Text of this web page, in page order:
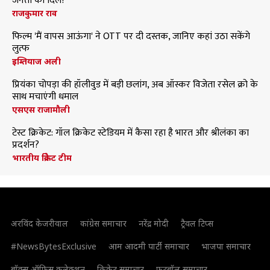
राजकुमार राव
फिल्म 'मैं वापस आऊंगा' ने OTT पर दी दस्तक, जानिए कहां उठा सकेंगे
लुत्फ
इम्तियाज अली
प्रियंका चोपड़ा की हॉलीवुड में बड़ी छलांग, अब ऑस्कर विजेता रसेल क्रो के
साथ मचाएंगी धमाल
एसएस राजामौली
टेस्ट क्रिकेट: गॉल क्रिकेट स्टेडियम में कैसा रहा है भारत और श्रीलंका का
प्रदर्शन?
भारतीय क्रिकेट टीम
अरविंद केजरीवाल कांग्रेस समाचार नरेंद्र मोदी
ट्रैवल टिप्स
#NewsBytesExclusive
आम आदमी पार्टी समाचार
भाजपा समाचार